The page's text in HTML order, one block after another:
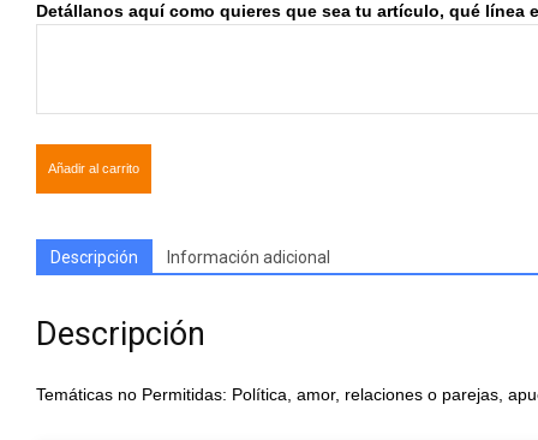
Detállanos aquí como quieres que sea tu artículo, qué línea
Añadir al carrito
Descripción Información adicional
Descripción
Temáticas no Permitidas: Política, amor, relaciones o parejas,